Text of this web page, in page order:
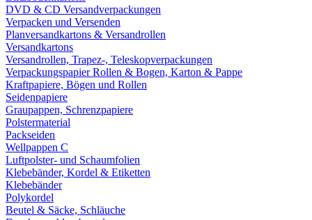
DVD & CD Versandverpackungen
Verpacken und Versenden
Planversandkartons & Versandrollen
Versandkartons
Versandrollen, Trapez-, Teleskopverpackungen
Verpackungspapier Rollen & Bogen, Karton & Pappe
Kraftpapiere, Bögen und Rollen
Seidenpapiere
Graupappen, Schrenzpapiere
Polstermaterial
Packseiden
Wellpappen C
Luftpolster- und Schaumfolien
Klebebänder, Kordel & Etiketten
Klebebänder
Polykordel
Beutel & Säcke, Schläuche